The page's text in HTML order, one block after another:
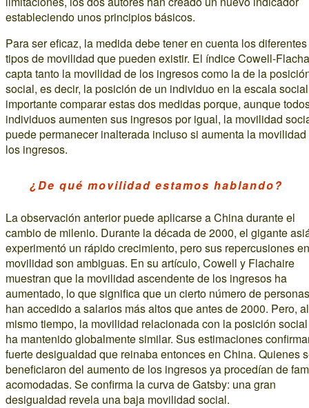
estableciendo unos principios básicos.
Para ser eficaz, la medida debe tener en cuenta los diferentes
tipos de movilidad que pueden existir. El índice Cowell-
capta tanto la movilidad de los ingresos como la de la
social, es decir, la posición de un individuo en la escala
importante comparar estas dos medidas porque, aunque
individuos aumenten sus ingresos por igual, la movilidad
puede permanecer inalterada incluso si aumenta la movilidad
los ingresos.
¿De qué movilidad estamos hablando?
La observación anterior puede aplicarse a China durante el
cambio de milenio. Durante la década de 2000, el gigante
experimentó un rápido crecimiento, pero sus repercusiones
movilidad son ambiguas. En su artículo, Cowell y Flachaire
muestran que la movilidad ascendente de los ingresos ha
aumentado, lo que significa que un cierto número de personas
han accedido a salarios más altos que antes de 2000. Pero, al
mismo tiempo, la movilidad relacionada con la posición
ha mantenido globalmente similar. Sus estimaciones
fuerte desigualdad que reinaba entonces en China. Quienes
beneficiaron del aumento de los ingresos ya procedían de
acomodadas. Se confirma la curva de Gatsby: una gran
desigualdad revela una baja movilidad social.